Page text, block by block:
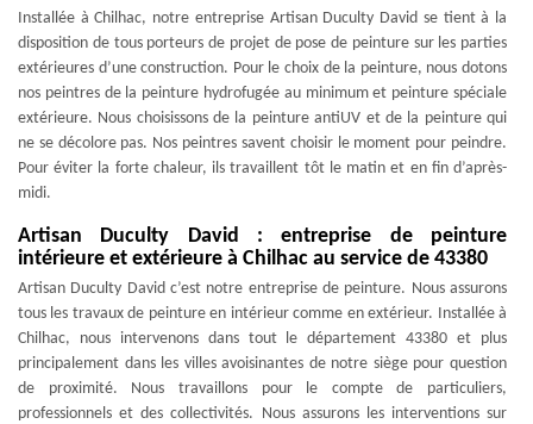
Installée à Chilhac, notre entreprise Artisan Duculty David se tient à la
disposition de tous porteurs de projet de pose de peinture sur les parties
extérieures d’une construction. Pour le choix de la peinture, nous dotons
nos peintres de la peinture hydrofugée au minimum et peinture spéciale
extérieure. Nous choisissons de la peinture antiUV et de la peinture qui
ne se décolore pas. Nos peintres savent choisir le moment pour peindre.
Pour éviter la forte chaleur, ils travaillent tôt le matin et en fin d’après-
midi.
Artisan Duculty David : entreprise de peinture
intérieure et extérieure à Chilhac au service de 43380
Artisan Duculty David c’est notre entreprise de peinture. Nous assurons
tous les travaux de peinture en intérieur comme en extérieur. Installée à
Chilhac, nous intervenons dans tout le département 43380 et plus
principalement dans les villes avoisinantes de notre siège pour question
de proximité. Nous travaillons pour le compte de particuliers,
professionnels et des collectivités. Nous assurons les interventions sur